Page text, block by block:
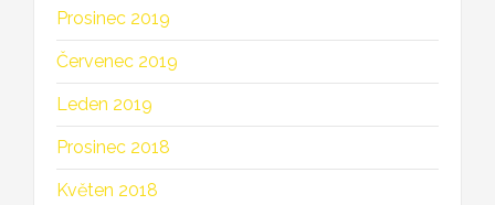
Prosinec 2019
Červenec 2019
Leden 2019
Prosinec 2018
Květen 2018